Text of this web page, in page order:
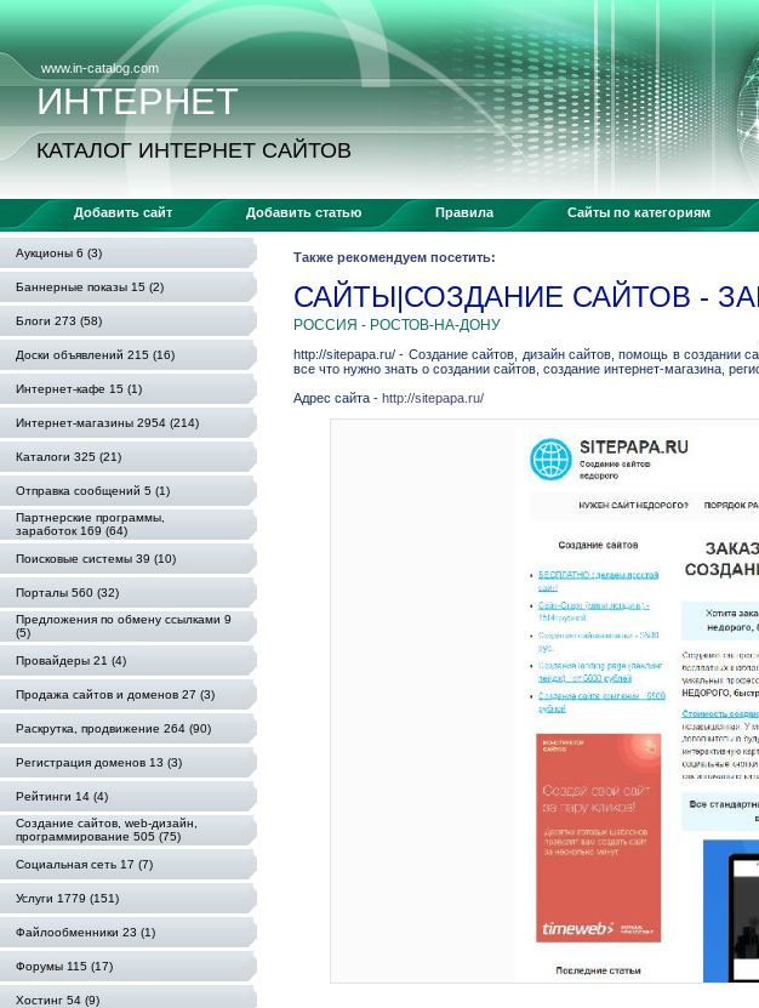
www.in-catalog.com
ИНТЕРНЕТ
КАТАЛОГ ИНТЕРНЕТ САЙТОВ
Добавить сайт Добавить статью Правила Сайты по категориям
Аукционы 6 (3)
Баннерные показы 15 (2)
Блоги 273 (58)
Доски объявлений 215 (16)
Интернет-кафе 15 (1)
Интернет-магазины 2954 (214)
Каталоги 325 (21)
Отправка сообщений 5 (1)
Партнерские программы,
заработок 169 (64)
Поисковые системы 39 (10)
Порталы 560 (32)
Предложения по обмену ссылками 9
(5)
Провайдеры 21 (4)
Продажа сайтов и доменов 27 (3)
Раскрутка, продвижение 264 (90)
Регистрация доменов 13 (3)
Рейтинги 14 (4)
Создание сайтов, web-дизайн,
программирование 505 (75)
Социальная сеть 17 (7)
Услуги 1779 (151)
Файлообменники 23 (1)
Форумы 115 (17)
Хостинг 54 (9)
Также рекомендуем посетить:
САЙТЫ|СОЗДАНИЕ САЙТОВ -
РОССИЯ - РОСТОВ-НА-ДОНУ
http://sitepapa.ru/ - Создание сайтов, дизайн сайтов, помощь в создании
все что нужно знать о создании сайтов, создание интернет-магазина,
Адрес сайта - http://sitepapa.ru/